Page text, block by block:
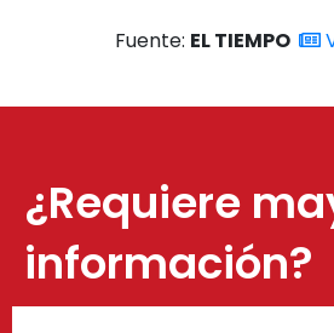
Fuente: EL TIEMPO
¿Requiere
información?